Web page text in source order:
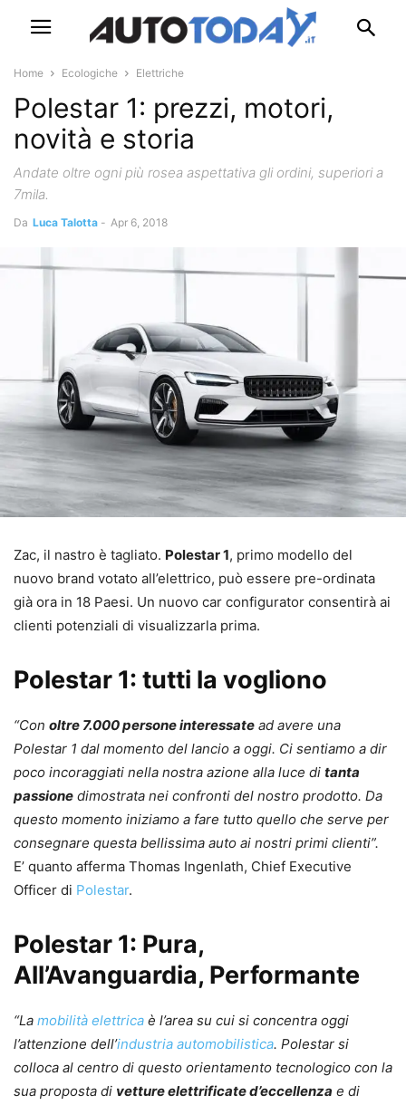
Home Ecologiche Elettriche
Polestar 1: prezzi, motori,
novità e storia
Andate oltre ogni più rosea aspettativa gli ordini, superiori a
7mila.
Da Luca Talotta - Apr 6, 2018
Zac, il nastro è tagliato. Polestar 1, primo modello del
nuovo brand votato all’elettrico, può essere pre-ordinata
già ora in 18 Paesi. Un nuovo car configurator consentirà ai
clienti potenziali di visualizzarla prima.
Polestar 1: tutti la vogliono
“Con oltre 7.000 persone interessate ad avere una
Polestar 1 dal momento del lancio a oggi. Ci sentiamo a dir
poco incoraggiati nella nostra azione alla luce di tanta
passione dimostrata nei confronti del nostro prodotto. Da
questo momento iniziamo a fare tutto quello che serve per
consegnare questa bellissima auto ai nostri primi clienti”.
E’ quanto afferma Thomas Ingenlath, Chief Executive
Officer di Polestar.
Polestar 1: Pura,
All’Avanguardia, Performante
“La mobilità elettrica è l’area su cui si concentra oggi
l’attenzione dell’industria automobilistica. Polestar si
colloca al centro di questo orientamento tecnologico con la
sua proposta di vetture elettrificate d’eccellenza e di